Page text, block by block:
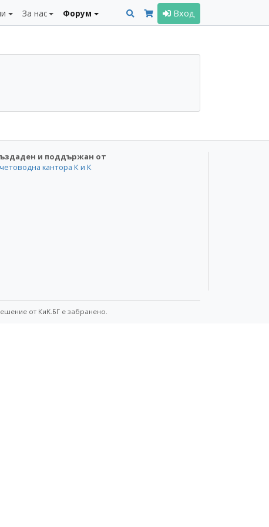
За нас Форум Вход
и поддържан от
кантора К и К
от КиK.БГ е забранено.